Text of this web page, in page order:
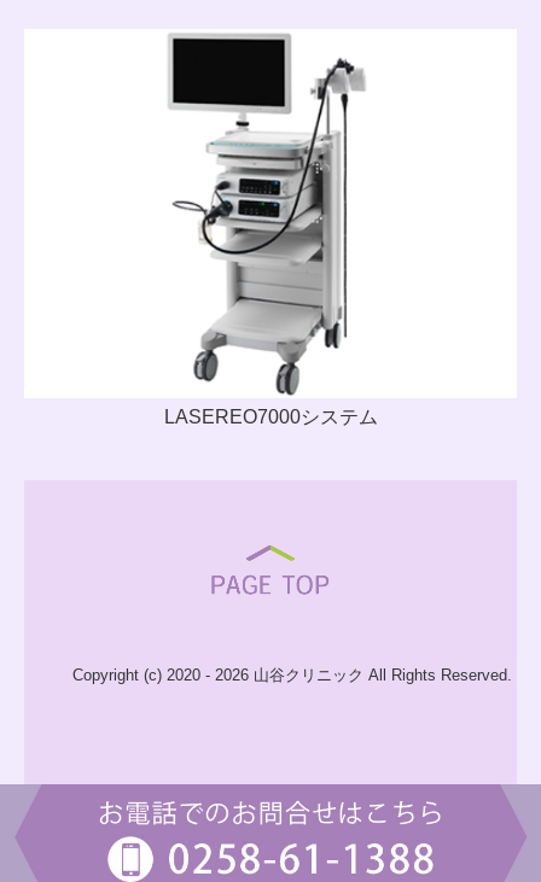
LASEREO7000システム
Copyright (c) 2020 - 2026 山谷クリニック All Rights Reserved.